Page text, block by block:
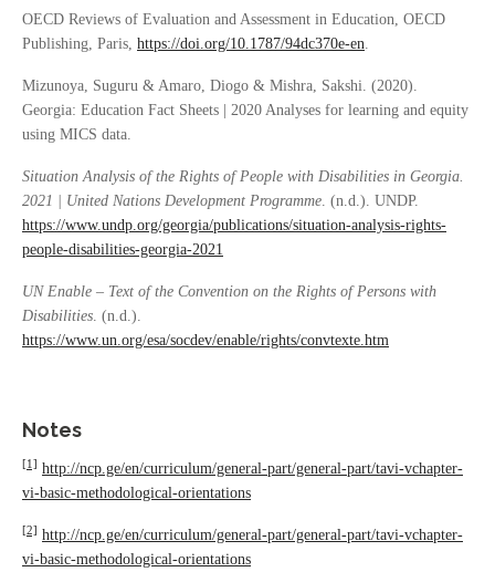
OECD Reviews of Evaluation and Assessment in Education, OECD
Publishing, Paris, https://doi.org/10.1787/94dc370e-en.
Mizunoya, Suguru & Amaro, Diogo & Mishra, Sakshi. (2020).
Georgia: Education Fact Sheets | 2020 Analyses for learning and equity
using MICS data.
Situation Analysis of the Rights of People with Disabilities in Georgia.
2021 | United Nations Development Programme. (n.d.). UNDP.
https://www.undp.org/georgia/publications/situation-analysis-rights-
people-disabilities-georgia-2021
UN Enable – Text of the Convention on the Rights of Persons with
Disabilities. (n.d.).
https://www.un.org/esa/socdev/enable/rights/convtexte.htm
Notes
[1] http://ncp.ge/en/curriculum/general-part/general-part/tavi-vchapter-
vi-basic-methodological-orientations
[2] http://ncp.ge/en/curriculum/general-part/general-part/tavi-vchapter-
vi-basic-methodological-orientations